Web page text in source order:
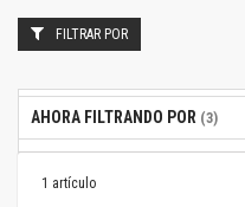
1 artículo
FILTRAR POR
AHORA FILTRANDO POR